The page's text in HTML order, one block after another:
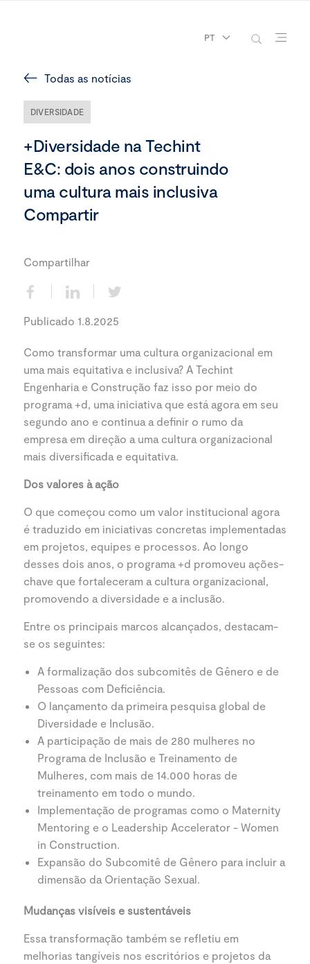
PT
Todas as notícias
DIVERSIDADE
+Diversidade na Techint
E&C: dois anos construindo
uma cultura mais inclusiva
Compartir
Compartilhar
Publicado 1.8.2025
Como transformar uma cultura organizacional em
uma mais equitativa e inclusiva? A Techint
Engenharia e Construção faz isso por meio do
programa +d, uma iniciativa que está agora em seu
segundo ano e continua a definir o rumo da
empresa em direção a uma cultura organizacional
mais diversificada e equitativa.
Dos valores à ação
O que começou como um valor institucional agora
é traduzido em iniciativas concretas implementadas
em projetos, equipes e processos. Ao longo
desses dois anos, o programa +d promoveu ações-
chave que fortaleceram a cultura organizacional,
promovendo a diversidade e a inclusão.
Entre os principais marcos alcançados, destacam-
se os seguintes:
A formalização dos subcomitês de Gênero e de
Pessoas com Deficiência.
O lançamento da primeira pesquisa global de
Diversidade e Inclusão.
A participação de mais de 280 mulheres no
Programa de Inclusão e Treinamento de
Mulheres, com mais de 14.000 horas de
treinamento em todo o mundo.
Implementação de programas como o Maternity
Mentoring e o Leadership Accelerator - Women
in Construction.
Expansão do Subcomitê de Gênero para incluir a
dimensão da Orientação Sexual.
Mudanças visíveis e sustentáveis
Essa transformação também se refletiu em
melhorias tangíveis nos escritórios e projetos da